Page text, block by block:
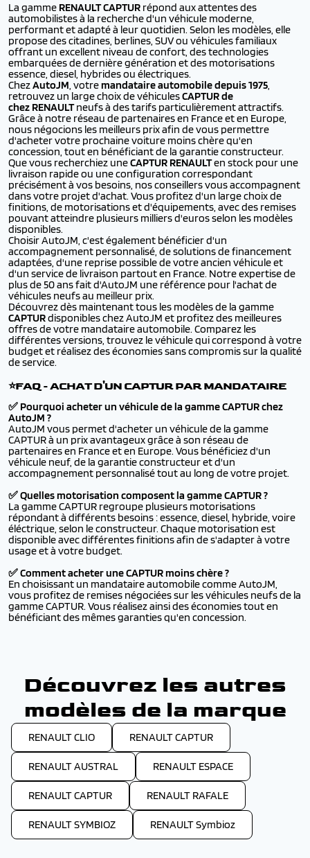
La gamme RENAULTCAPTUR répond aux attentes des
automobilistes à la recherche d'un véhicule moderne,
performant et adapté à leur quotidien. Selon les modèles, elle
propose des citadines, berlines, SUV ou véhicules familiaux
offrant un excellent niveau de confort, des technologies
embarquées de dernière génération et des motorisations
essence, diesel, hybrides ou électriques.
ChezAutoJM, votremandataire automobile depuis 1975,
retrouvez un large choix de véhiculesCAPTUR de
chez RENAULTneufs à des tarifs particulièrement attractifs.
Grâce à notre réseau de partenaires en France et en Europe,
nous négocions les meilleurs prix afin de vous permettre
d'acheter votre prochaine voiture moins chère qu'en
concession, tout en bénéficiant de la garantie constructeur.
Que vous recherchiez uneCAPTUR RENAULTen stock pour une
livraison rapide ou une configuration correspondant
précisément à vos besoins, nos conseillers vous accompagnent
dans votre projet d'achat. Vous profitez d'un large choix de
finitions, de motorisations et d'équipements, avec des remises
pouvant atteindre plusieurs milliers d'euros selon les modèles
disponibles.
Choisir AutoJM, c'est également bénéficier d'un
accompagnement personnalisé, de solutions de financement
adaptées, d'une reprise possible de votre ancien véhicule et
d'un service de livraison partout en France. Notre expertise de
plus de 50 ans fait d'AutoJM une référence pour l'achat de
véhicules neufs au meilleur prix.
Découvrez dès maintenant tous les modèles de la gamme
CAPTURdisponibles chez AutoJM et profitez des meilleures
offres de votre mandataire automobile. Comparez les
différentes versions, trouvez le véhicule qui correspond à votre
budget et réalisez des économies sans compromis sur la qualité
de service.
⭐FAQ - ACHAT D'UN CAPTUR PAR MANDATAIRE
✅ Pourquoi acheter un véhicule de la gamme CAPTUR chez
AutoJM ?
AutoJM vous permet d'acheter un véhicule de la gamme
CAPTUR à un prix avantageux grâce à son réseau de
partenaires en France et en Europe. Vous bénéficiez d'un
véhicule neuf, de la garantie constructeur et d'un
accompagnement personnalisé tout au long de votre projet.
✅ Quelles motorisation composent la gamme CAPTUR ?
La gamme CAPTUR regroupe plusieurs motorisations
répondant à différents besoins : essence, diesel, hybride, voire
éléctrique, selon le constructeur. Chaque motorisation est
disponible avec différentes finitions afin de s'adapter à votre
usage et à votre budget.
✅ Comment acheter une CAPTUR moins chère ?
En choisissant un mandataire automobile comme AutoJM,
vous profitez de remises négociées sur les véhicules neufs de la
gamme CAPTUR. Vous réalisez ainsi des économies tout en
bénéficiant des mêmes garanties qu'en concession.
Découvrez les autres
modèles de la marque
RENAULT CLIO RENAULT CAPTUR
RENAULT AUSTRAL RENAULT ESPACE
RENAULT CAPTUR RENAULT RAFALE
RENAULT SYMBIOZ RENAULT Symbioz